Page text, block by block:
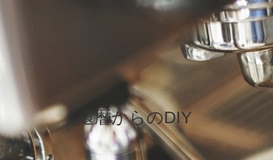
還暦からのDIY